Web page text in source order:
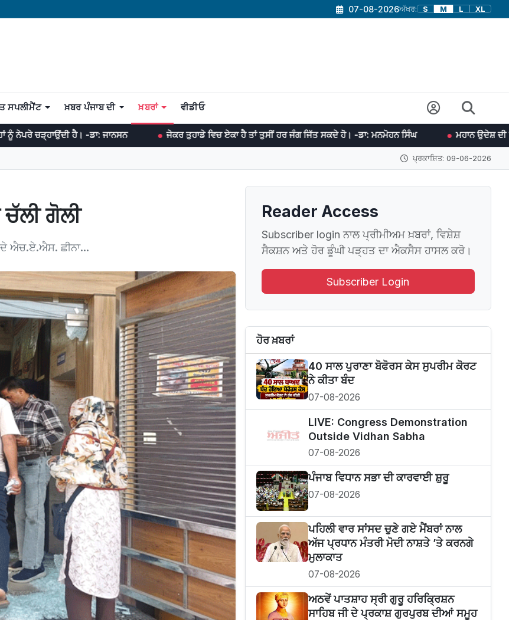
07-08-2026ਅੱਖਰ: S M L XL
ਸਪਲੀਮੈਂਟ ਖ਼ਬਰ ਪੰਜਾਬ ਦੀ ਖ਼ਬਰਾਂ ਵੀਡੀਓ
ਹੈ। -ਡਾ: ਜਾਨਸਨ ਜੇਕਰ ਤੁਹਾਡੇ ਵਿਚ ਏਕਾ ਹੈ ਤਾਂ ਤੁਸੀਂ ਹਰ ਜੰਗ ਜਿੱਤ ਸਕਦੇ ਹੋ। -ਡਾ: ਮਨਮੋਹਨ ਸਿੰਘ ਮਹਾਨ ਉਦੇਸ਼ ਦੀ ਪੂਰਤੀ ਲਈ
ਪ੍ਰਕਾਸ਼ਿਤ: 09-06-2026
ਚੱਲੀ ਗੋਲੀ
ਐਚ.ਏ.ਐਸ. ਛੀਨਾ...
Reader Access
Subscriber login ਨਾਲ ਪ੍ਰੀਮੀਅਮ ਖ਼ਬਰਾਂ, ਵਿਸ਼ੇਸ਼
ਸੈਕਸ਼ਨ ਅਤੇ ਹੋਰ ਡੂੰਘੀ ਪੜ੍ਹਤ ਦਾ ਐਕਸੈਸ ਹਾਸਲ ਕਰੋ।
Subscriber Login
ਹੋਰ ਖ਼ਬਰਾਂ
40 ਸਾਲ ਪੁਰਾਣਾ ਬੋਫੋਰਸ ਕੇਸ ਸੁਪਰੀਮ ਕੋਰਟ
ਨੇ ਕੀਤਾ ਬੰਦ
07-08-2026
LIVE: Congress Demonstration
Outside Vidhan Sabha
07-08-2026
ਪੰਜਾਬ ਵਿਧਾਨ ਸਭਾ ਦੀ ਕਾਰਵਾਈ ਸ਼ੁਰੂ
07-08-2026
ਪਹਿਲੀ ਵਾਰ ਸਾਂਸਦ ਚੁਣੇ ਗਏ ਮੈਂਬਰਾਂ ਨਾਲ
ਅੱਜ ਪ੍ਰਧਾਨ ਮੰਤਰੀ ਮੋਦੀ ਨਾਸ਼ਤੇ ’ਤੇ ਕਰਨਗੇ
ਮੁਲਾਕਾਤ
07-08-2026
ਅਠਵੇਂ ਪਾਤਸ਼ਾਹ ਸ੍ਰੀ ਗੁਰੂ ਹਰਿਕ੍ਰਿਸ਼ਨ
ਸਾਹਿਬ ਜੀ ਦੇ ਪ੍ਰਕਾਸ਼ ਗੁਰਪੁਰਬ ਦੀਆਂ ਸਮੂਹ